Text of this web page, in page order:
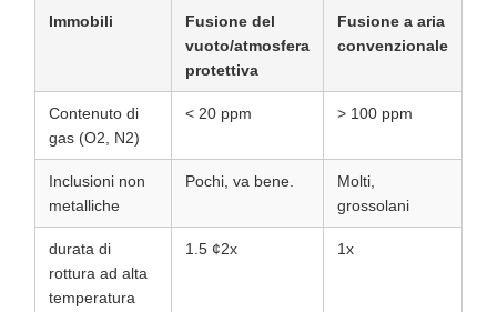
Immobili
Fusione del
vuoto/atmosfera
protettiva
Fusione a aria
convenzionale
Contenuto di
gas (O2, N2)
< 20 ppm > 100 ppm
Inclusioni non
metalliche
Pochi, va bene.
Molti,
grossolani
durata di
rottura ad alta
temperatura
1.5 ¢2x 1x